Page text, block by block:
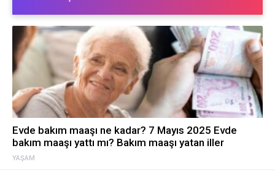
YAŞAM
Evde bakım maaşı ne kadar? 7 Mayıs 2025 Evde
bakım maaşı yattı mı? Bakım maaşı yatan iller